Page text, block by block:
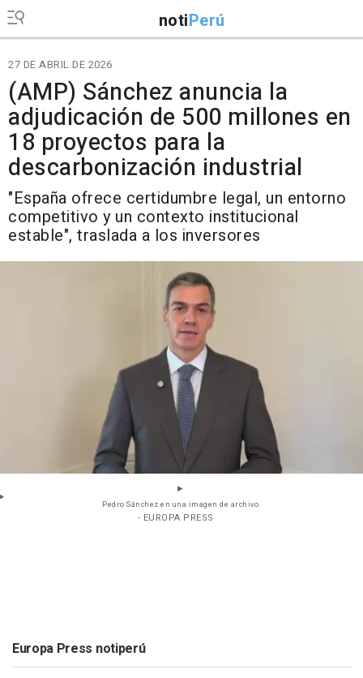
notiPerú
27 DE ABRIL DE 2026
(AMP) Sánchez anuncia la
adjudicación de 500 millones en
18 proyectos para la
descarbonización industrial
"España ofrece certidumbre legal, un entorno
competitivo y un contexto institucional
estable", traslada a los inversores
Pedro Sánchez en una imagen de archivo.
- EUROPA PRESS
Europa Press notiperú